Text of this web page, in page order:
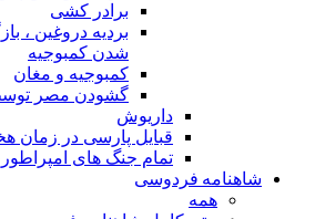
برادر کشی
بردیه دروغین ،
شدن کمبوجیه
کمبوجیه و مغان
گشودن مصر
داریوش
قبایل پارسی در زمان
تمام جنگ های
شاهنامه فردوسی
همه